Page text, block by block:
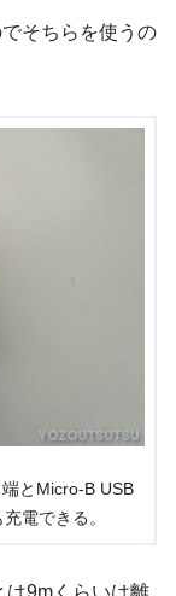
そちらを使うの
とMicro-B USB
電できる。